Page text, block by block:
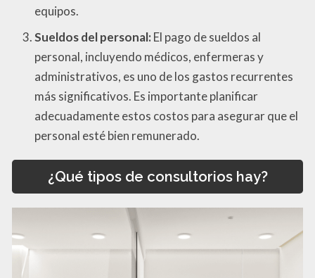
equipos.
Sueldos del personal: El pago de sueldos al
personal, incluyendo médicos, enfermeras y
administrativos, es uno de los gastos recurrentes
más significativos. Es importante planificar
adecuadamente estos costos para asegurar que el
personal esté bien remunerado.
¿Qué tipos de consultorios hay?